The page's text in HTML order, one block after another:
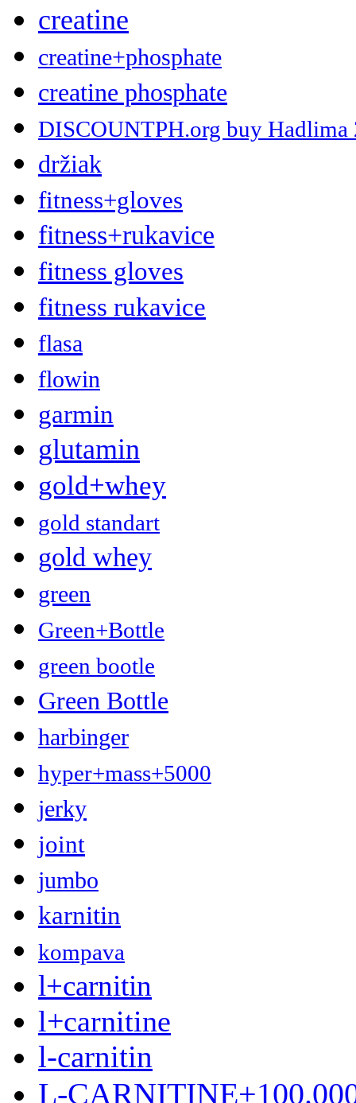
creatine
creatine+phosphate
creatine phosphate
DISCOUNTPH.org buy
držiak
fitness+gloves
fitness+rukavice
fitness gloves
fitness rukavice
flasa
flowin
garmin
glutamin
gold+whey
gold standart
gold whey
green
Green+Bottle
green bootle
Green Bottle
harbinger
hyper+mass+5000
jerky
joint
jumbo
karnitin
kompava
l+carnitin
l+carnitine
l-carnitin
L-